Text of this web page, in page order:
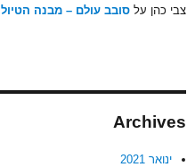
צבי כהן על סובב עולם – מבנה הטיול
Archives
ינואר 2021